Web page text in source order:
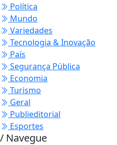
Política
Mundo
Variedades
Tecnologia & Inovação
País
Segurança Pública
Economia
Turismo
Geral
Publieditorial
Esportes
/ Navegue